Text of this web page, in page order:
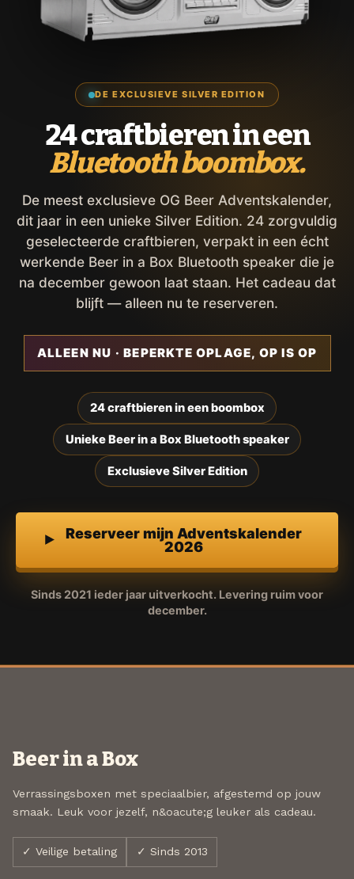
DE EXCLUSIEVE SILVER EDITION
24 craftbieren in een
Bluetooth boombox.
De meest exclusieve OG Beer Adventskalender,
dit jaar in een unieke Silver Edition. 24 zorgvuldig
geselecteerde craftbieren, verpakt in een écht
werkende Beer in a Box Bluetooth speaker die je
na december gewoon laat staan. Het cadeau dat
blijft — alleen nu te reserveren.
ALLEEN NU · BEPERKTE OPLAGE, OP IS OP
24 craftbieren in een boombox
Unieke Beer in a Box Bluetooth speaker
Exclusieve Silver Edition
Reserveer mijn Adventskalender
2026
Sinds 2021 ieder jaar uitverkocht. Levering ruim voor
december.
Beer in a Box
Verrassingsboxen met speciaalbier, afgestemd op jouw
smaak. Leuk voor jezelf, n&oacute;g leuker als cadeau.
✓ Veilige betaling ✓ Sinds 2013